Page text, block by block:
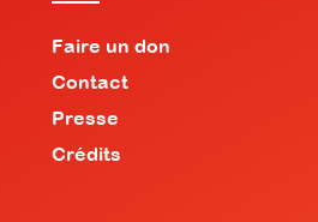
Faire un don
Contact
Presse
Crédits